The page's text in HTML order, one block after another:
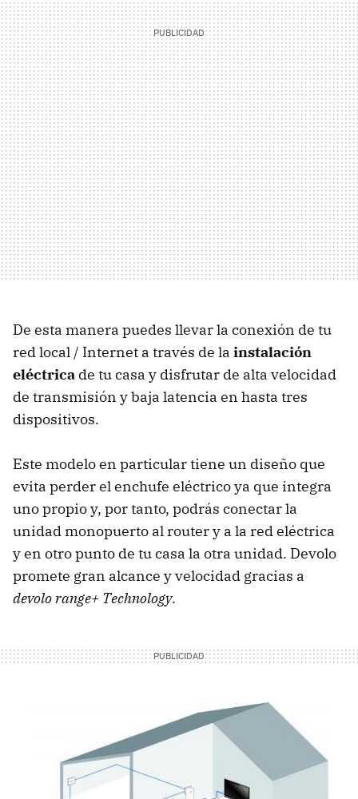
De esta manera puedes llevar la conexión de tu
red local / Internet a través de la instalación
eléctrica de tu casa y disfrutar de alta velocidad
de transmisión y baja latencia en hasta tres
dispositivos.
Este modelo en particular tiene un diseño que
evita perder el enchufe eléctrico ya que integra
uno propio y, por tanto, podrás conectar la
unidad monopuerto al router y a la red eléctrica
y en otro punto de tu casa la otra unidad. Devolo
promete gran alcance y velocidad gracias a
devolo range+ Technology.